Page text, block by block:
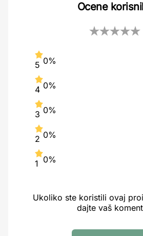
Ocene
5 0%
4 0%
3 0%
2 0%
1 0%
Ukoliko ste koristili ovaj
dajte vaš